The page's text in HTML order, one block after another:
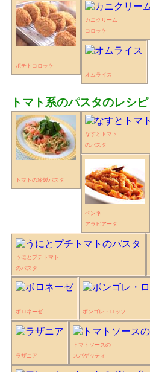
ポテトコロッケ
カニクリーム
コロッケ
オムライス
トマト系のパスタのレシピ
トマトの冷製パスタ
なすとトマト
のパスタ
ペンネ
アラビアータ
うにとプチトマト
のパスタ
ボロネーゼ ボンゴレ・ロッソ
ラザニア
トマトソースの
スパゲッティ